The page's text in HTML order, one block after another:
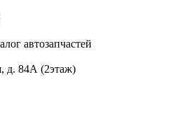
автозапчастей
д. 84А (2этаж)